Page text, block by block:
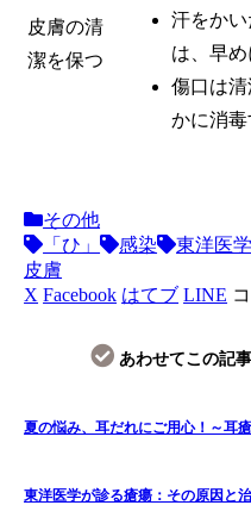
皮膚の清
潔を保つ
汗をか
は、早
傷口は
かに消毒
その他
「ひ」
感染 東洋医
皮膚
X Facebook はてブ LINE
あわせてこの記
夏の悩み、耳だれにご用心！～耳
東洋医学が診る瘡瘍：その原因と